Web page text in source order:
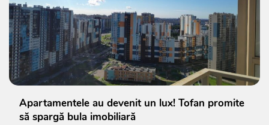
Apartamentele au devenit un lux! Tofan promite
să spargă bula imobiliară